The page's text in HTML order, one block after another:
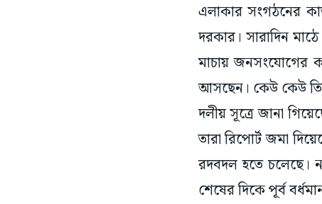
এলাকার সংগঠনের
দরকার। সারাদিন
মাচায় জনসংযোগের
আসছেন। কেউ কেউ
দলীয় সূত্রে জানা
তারা রিপোর্ট জমা
রদবদল হতে চলেছে।
শেষের দিকে পূর্ব